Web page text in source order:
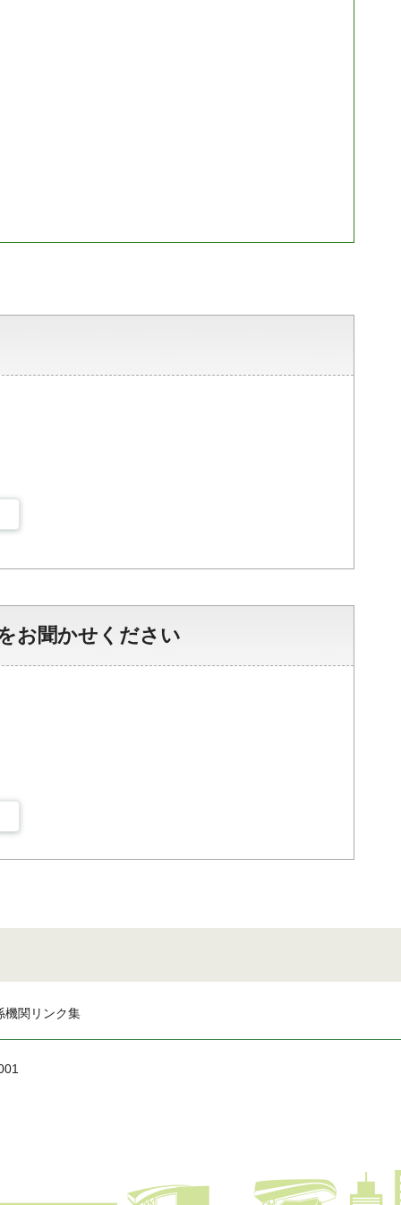
お聞かせください
機関リンク集